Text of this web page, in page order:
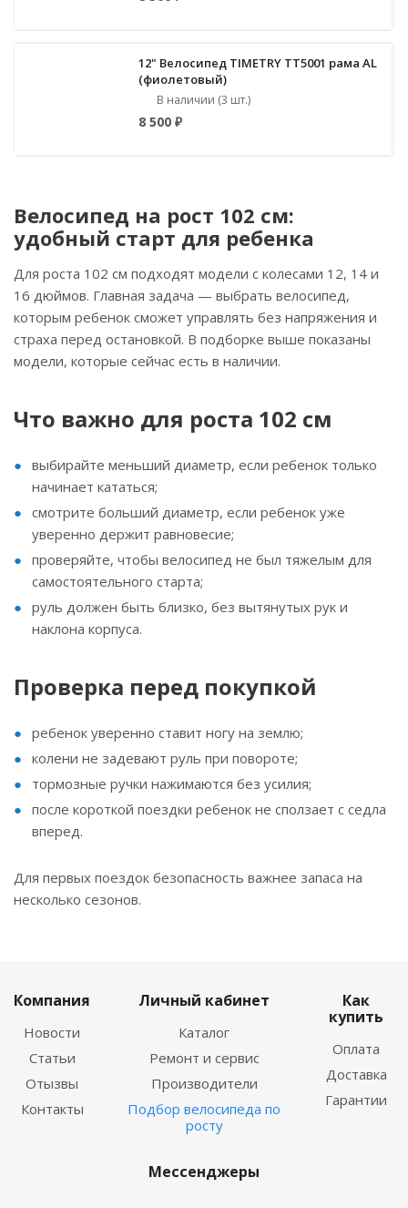
12" Велосипед TIMETRY TT5001 рама AL
(фиолетовый)
В наличии (3 шт.)
8 500 ₽
Велосипед на рост 102 см:
удобный старт для ребенка
Для роста 102 см подходят модели с колесами 12, 14 и
16 дюймов. Главная задача — выбрать велосипед,
которым ребенок сможет управлять без напряжения и
страха перед остановкой. В подборке выше показаны
модели, которые сейчас есть в наличии.
Что важно для роста 102 см
выбирайте меньший диаметр, если ребенок только
начинает кататься;
смотрите больший диаметр, если ребенок уже
уверенно держит равновесие;
проверяйте, чтобы велосипед не был тяжелым для
самостоятельного старта;
руль должен быть близко, без вытянутых рук и
наклона корпуса.
Проверка перед покупкой
ребенок уверенно ставит ногу на землю;
колени не задевают руль при повороте;
тормозные ручки нажимаются без усилия;
после короткой поездки ребенок не сползает с седла
вперед.
Для первых поездок безопасность важнее запаса на
несколько сезонов.
Компания
Новости
Статьи
Отызвы
Контакты
Личный кабинет
Каталог
Ремонт и сервис
Производители
Подбор велосипеда по
росту
Как
купить
Оплата
Доставка
Гарантии
Мессенджеры